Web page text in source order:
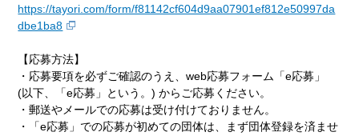
https://tayori.com/form/f81142cf604d9aa07901ef812e50997da
dbe1ba8
【応募方法】
・応募要項を必ずご確認のうえ、web応募フォーム「e応募」
(以下、「e応募」という。) からご応募ください。
・郵送やメールでの応募は受け付けておりません。
・「e応募」での応募が初めての団体は、まず団体登録を済ませ